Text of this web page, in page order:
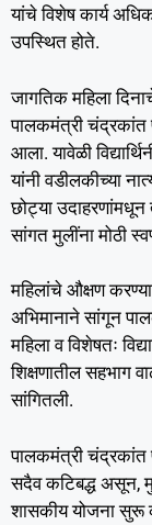
यांचे विशेष कार्य
उपस्थित होते.
जागतिक महिला
पालकमंत्री चंद्रकांत
आला. यावेळी
यांनी वडीलकीच्या
छोट्या उदाहरणांमधून
सांगत मुलींना मोठी
महिलांचे औक्षण
अभिमानाने सांगून
महिला व विशेषतः
शिक्षणातील सहभाग
सांगितली.
पालकमंत्री चंद्रकांत
सदैव कटिबद्ध असून,
शासकीय योजना सुरू